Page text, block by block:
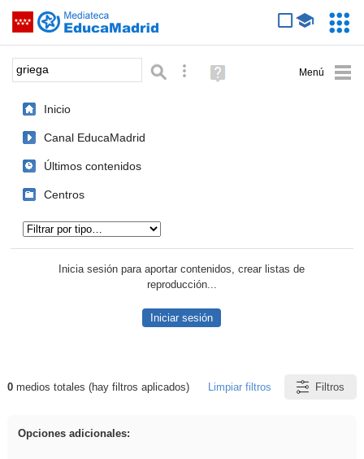
Saltar navegación
Palabra o frase: Búsqueda avanzada
Ayuda
(en
Inicio
Canal EducaMadrid
Últimos contenidos
Centros
Inicia sesión para aportar contenidos, crear listas de
reproducción...
Iniciar sesión
Resultados de: griega
0medios totales (hay filtros aplicados) Limpiar filtros Filtros
Opciones adicionales: